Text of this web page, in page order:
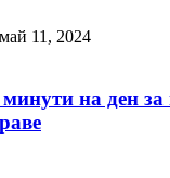
май 11, 2024
на ден за